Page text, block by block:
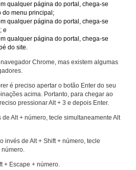
qualquer página do portal, chega-se
do menu principal;
qualquer página do portal, chega-se
e
qualquer página do portal, chega-se
do site.
Chrome, mas existem algumas
é preciso apertar o botão Enter do seu
acima. Portanto, para chegar ao
pressionar Alt + 3 e depois Enter.
Alt + número, tecle simultaneamente Alt
invés de Alt + Shift + número, tecle
número.
+ Escape + número.